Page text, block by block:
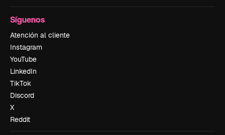
Síguenos
Atención al cliente
Instagram
YouTube
LinkedIn
TikTok
Discord
X
Reddit